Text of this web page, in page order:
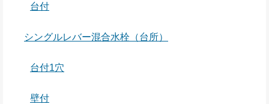
台付
シングルレバー混合水栓（台所）
台付1穴
壁付